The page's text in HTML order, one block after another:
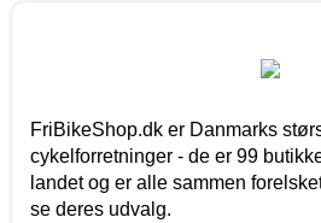
FriBikeShop.dk er Danmarks
cykelforretninger - de er 99
landet og er alle sammen
se deres udvalg.